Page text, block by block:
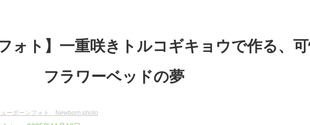
ォト】一重咲きトルコギキョウで作る、
フラワーベッドの夢
ーボーンフォト Newborn photo